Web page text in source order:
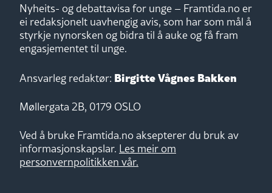
Nyheits- og debattavisa for unge – Framtida.no er
ei redaksjonelt uavhengig avis, som har som mål å
styrkje nynorsken og bidra til å auke og få fram
engasjementet til unge.
Ansvarleg redaktør: Birgitte Vågnes Bakken
Møllergata 2B, 0179 OSLO
Ved å bruke Framtida.no aksepterer du bruk av
informasjonskapslar. Les meir om
personvernpolitikken vår.